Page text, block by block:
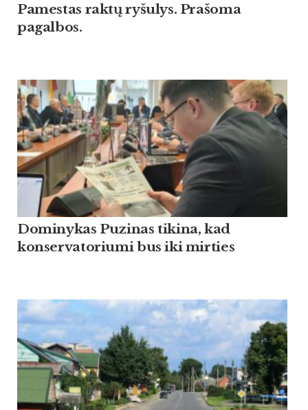
Pamestas raktų ryšulys. Prašoma
pagalbos.
Dominykas Puzinas tikina, kad
konservatoriumi bus iki mirties